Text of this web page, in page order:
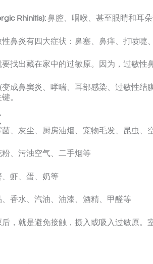
Rhinitis):鼻腔、咽喉、甚至眼睛和耳
鼻炎有四大症状：鼻塞、鼻痒、打喷嚏
找出藏在家中的过敏原。因为，过敏性
成鼻窦炎、哮喘、耳部感染、过敏性结
。
菌、灰尘、厨房油烟、宠物毛发、昆虫、
粉、污浊空气、二手烟等
虾、蛋、奶等
、香水、汽油、油漆、酒精、甲醛等
，就是避免接触，摄入或吸入过敏原。